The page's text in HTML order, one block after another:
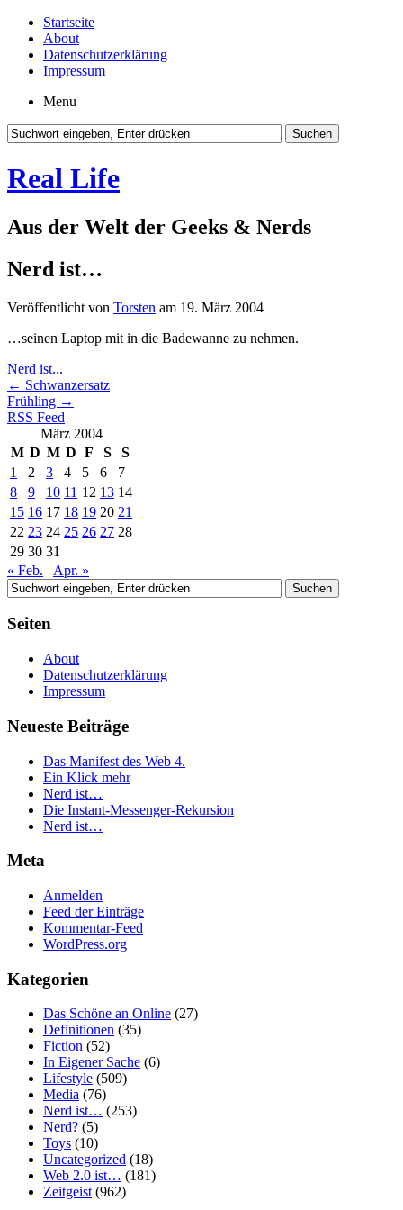
Startseite
About
Datenschutzerklärung
Impressum
Menu
Real Life
Aus der Welt der Geeks & Nerds
Nerd ist…
Veröffentlicht von Torsten am 19. März 2004
…seinen Laptop mit in die Badewanne zu nehmen.
Nerd ist...
← Schwanzersatz
Frühling →
RSS Feed
März 2004
M D M D F S
S
1
2 3 4 5 6
7
8
9 10 11 12 13 14
15 16 17 18 19 20 21
22 23 24 25 26 27 28
29 30 31
« Feb.
Apr. »
Seiten
About
Datenschutzerklärung
Impressum
Neueste Beiträge
Das Manifest des Web 4.
Ein Klick mehr
Nerd ist…
Die Instant-Messenger-Rekursion
Nerd ist…
Meta
Anmelden
Feed der Einträge
Kommentar-Feed
WordPress.org
Kategorien
Das Schöne an Online (27)
Definitionen (35)
Fiction (52)
In Eigener Sache (6)
Lifestyle (509)
Media (76)
Nerd ist… (253)
Nerd? (5)
Toys (10)
Uncategorized (18)
Web 2.0 ist… (181)
Zeitgeist(962)